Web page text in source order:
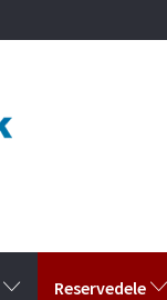
Reservedele